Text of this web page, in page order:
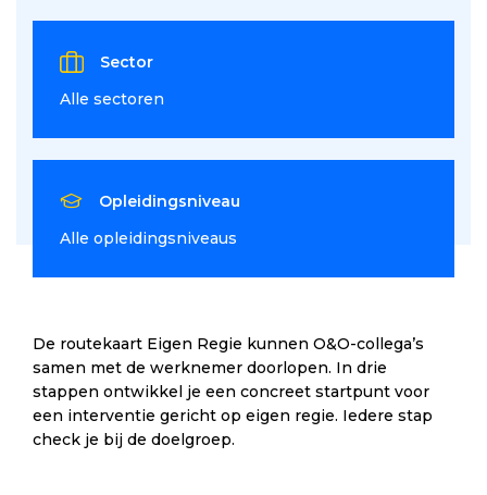
De routekaart Eigen Regie kunnen O&O-collega’s
samen met de werknemer doorlopen. In drie
stappen ontwikkel je een concreet startpunt voor
een interventie gericht op eigen regie. Iedere stap
check je bij de doelgroep.
Sector
Alle sectoren
Opleidingsniveau
Alle opleidingsniveaus